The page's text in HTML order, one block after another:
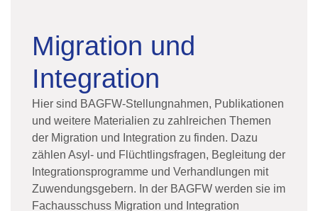
Migration und
Integration
Hier sind BAGFW-Stellungnahmen, Publikationen
und weitere Materialien zu zahlreichen Themen
der Migration und Integration zu finden. Dazu
zählen Asyl- und Flüchtlingsfragen, Begleitung der
Integrationsprogramme und Verhandlungen mit
Zuwendungsgebern. In der BAGFW werden sie im
Fachausschuss Migration und Integration